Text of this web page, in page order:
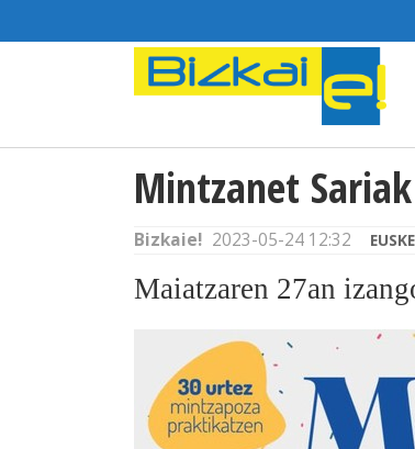
Mintzanet
Bizkaie! 2023-05-24 12:32
Maiatzaren 27an